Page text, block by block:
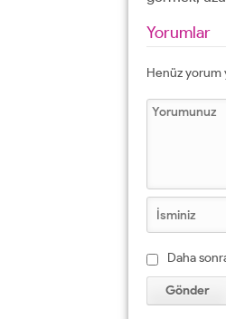
Yorumlar
Henüz yorum
Daha